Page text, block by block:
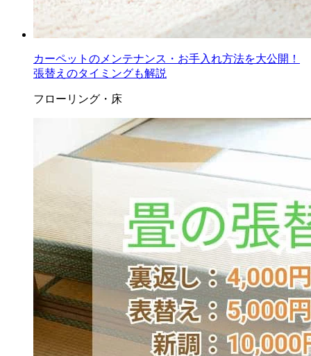
カーペットのメンテナンス・お手入れ方法を大公開！
張替えのタイミングも解説
フローリング・床